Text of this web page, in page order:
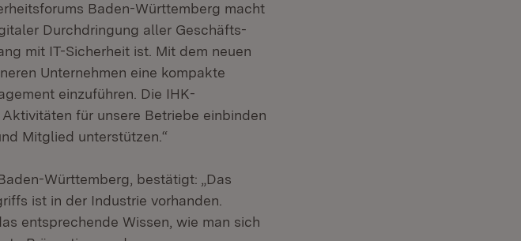
Baden-Württemberg macht
Durchdringung aller Geschäfts-
mit IT-Sicherheit ist. Mit dem neuen
Unternehmen eine kompakte
einzuführen. Die IHK-
für unsere Betriebe einbinden
Mitglied unterstützen.“
Württemberg, bestätigt: „Das
ist in der Industrie vorhanden.
entsprechende Wissen, wie man sich